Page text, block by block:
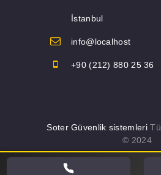
İstanbul
info@localhost
+90 (212) 880 25 36
Soter Güvenlik sistemleri
© 2024